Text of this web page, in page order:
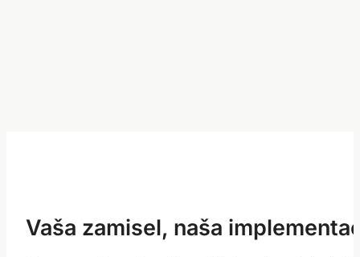
Vaša zamisel, naša